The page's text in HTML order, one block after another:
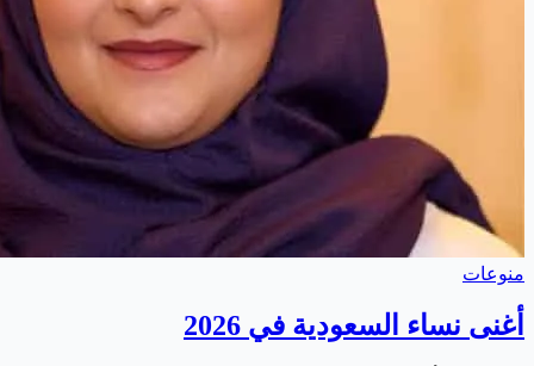
منوعات
أغنى نساء السعودية في 2026